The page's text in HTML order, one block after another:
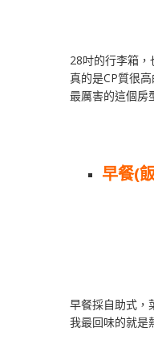
28吋的行李箱
真的是CP質很
最厲害的這個房
早餐(
早餐採自助式，
我最回味的就是